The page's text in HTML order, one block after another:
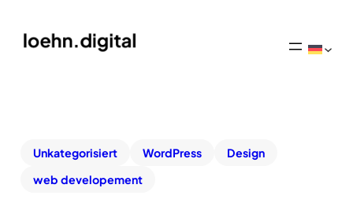
Unkategorisiert WordPress
Design
web developement